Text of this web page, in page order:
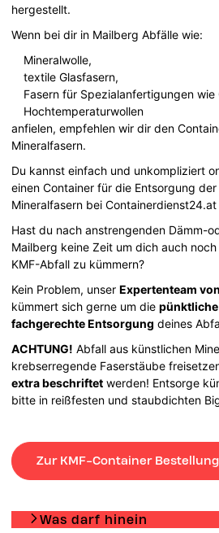
hergestellt.
Wenn bei dir in Mailberg Abfälle wie:
Mineralwolle,
textile Glasfasern,
Fasern für Spezialanfertigungen
Hochtemperaturwollen
anfielen, empfehlen wir dir den
Mineralfasern.
Du kannst einfach und unkompliziert
einen Container für die Entsorgung
Mineralfasern bei
Hast du nach anstrengenden Dämm-
Mailberg keine Zeit um dich auch
KMF-Abfall zu kümmern?
Kein Problem, unserExpertenteam
kümmert sich gerne um die
fachgerechte Entsorgung deines
ACHTUNG! Abfall aus künstlichen
krebserregende Faserstäube
extra beschriftet werden! Entsorge
bitte in reißfesten und staubdichten
Zur KMF-Container Bestellung
Was darf hinein